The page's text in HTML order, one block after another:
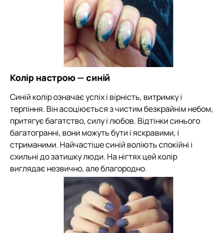
Колір настрою — синій
Синій колір означає успіх і вірність, витримку і
терпіння. Він асоціюється з чистим безкрайнім небом,
притягує багатство, силу і любов. Відтінки синього
багатогранні, вони можуть бути і яскравими, і
стриманими. Найчастіше синій воліють спокійні і
схильні до затишку люди. На нігтях цей колір
виглядає незвично, але благородно.